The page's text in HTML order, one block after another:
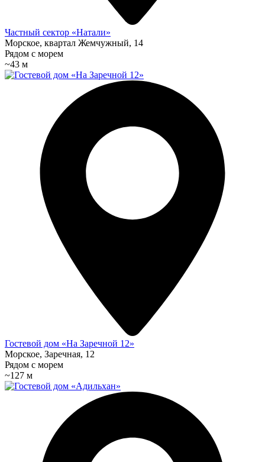
Частный сектор «Натали»
Морское, квартал Жемчужный, 14
Рядом с морем
~43 м
Гостевой дом «На Заречной 12»
Морское, Заречная, 12
Рядом с морем
~127 м